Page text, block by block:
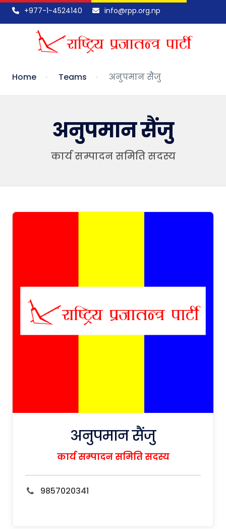
+977-1-4524140 info@rpp.org.np
Home Teams अनुपमान सैंजु
अनुपमान सैंजु
कार्य सम्पादन समिति सदस्य
अनुपमान सैंजु
कार्य सम्पादन समिति सदस्य
9857020341